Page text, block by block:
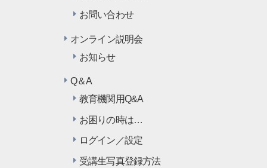
お問い合わせ
オンライン説明会
お知らせ
Q＆A
教育機関用Q&A
お困りの時は…
ログイン／設定
受講生写真登録方法